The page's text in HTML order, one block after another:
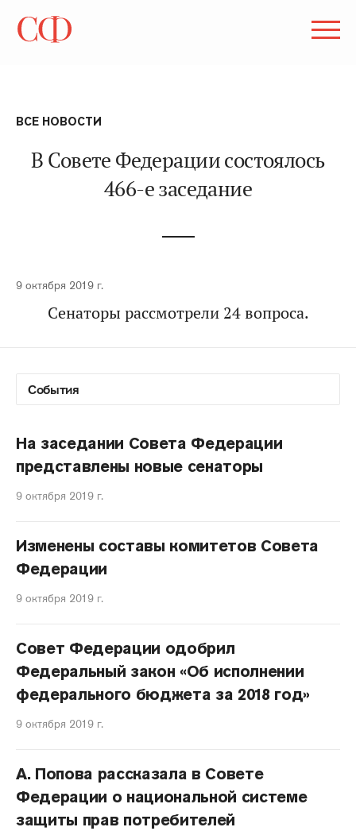
ВСЕ НОВОСТИ
В Совете Федерации состоялось
466-е заседание
9 октября 2019 г.
Сенаторы рассмотрели 24 вопроса.
На заседании Совета Федерации
представлены новые сенаторы
9 октября 2019 г.
Изменены составы комитетов Совета
Федерации
9 октября 2019 г.
Совет Федерации одобрил
Федеральный закон «Об исполнении
федерального бюджета за 2018 год»
9 октября 2019 г.
А. Попова рассказала в Совете
Федерации о национальной системе
защиты прав потребителей